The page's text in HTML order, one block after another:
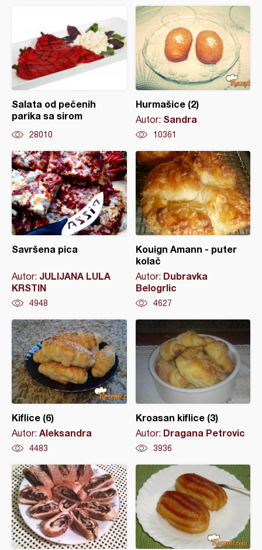
Salata od pečenih
parika sa sirom
28010
Hurmašice (2)
Autor: Sandra
10361
Savršena pica
Autor: JULIJANA LULA
KRSTIN
4948
Kouign Amann - puter
kolač
Autor: Dubravka
Belogrlic
4627
Kiflice (6)
Autor: Aleksandra
4483
Kroasan kiflice (3)
Autor: Dragana Petrovic
3936